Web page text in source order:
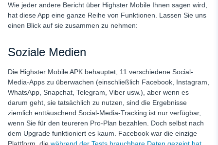
Wie jeder andere Bericht über Highster Mobile Ihnen sagen wird,
hat diese App eine ganze Reihe von Funktionen. Lassen Sie uns
einen Blick auf sie zusammen zu nehmen:
Soziale Medien
Die Highster Mobile APK behauptet, 11 verschiedene Social-
Media-Apps zu überwachen (einschließlich Facebook, Instagram,
WhatsApp, Snapchat, Telegram, Viber usw.), aber wenn es
darum geht, sie tatsächlich zu nutzen, sind die Ergebnisse
ziemlich enttäuschend.Social-Media-Tracking ist nur verfügbar,
wenn Sie für den teureren Pro-Plan bezahlen. Doch selbst nach
dem Upgrade funktioniert es kaum. Facebook war die einzige
Plattform, die während der Tests brauchbare Daten gezeigt hat